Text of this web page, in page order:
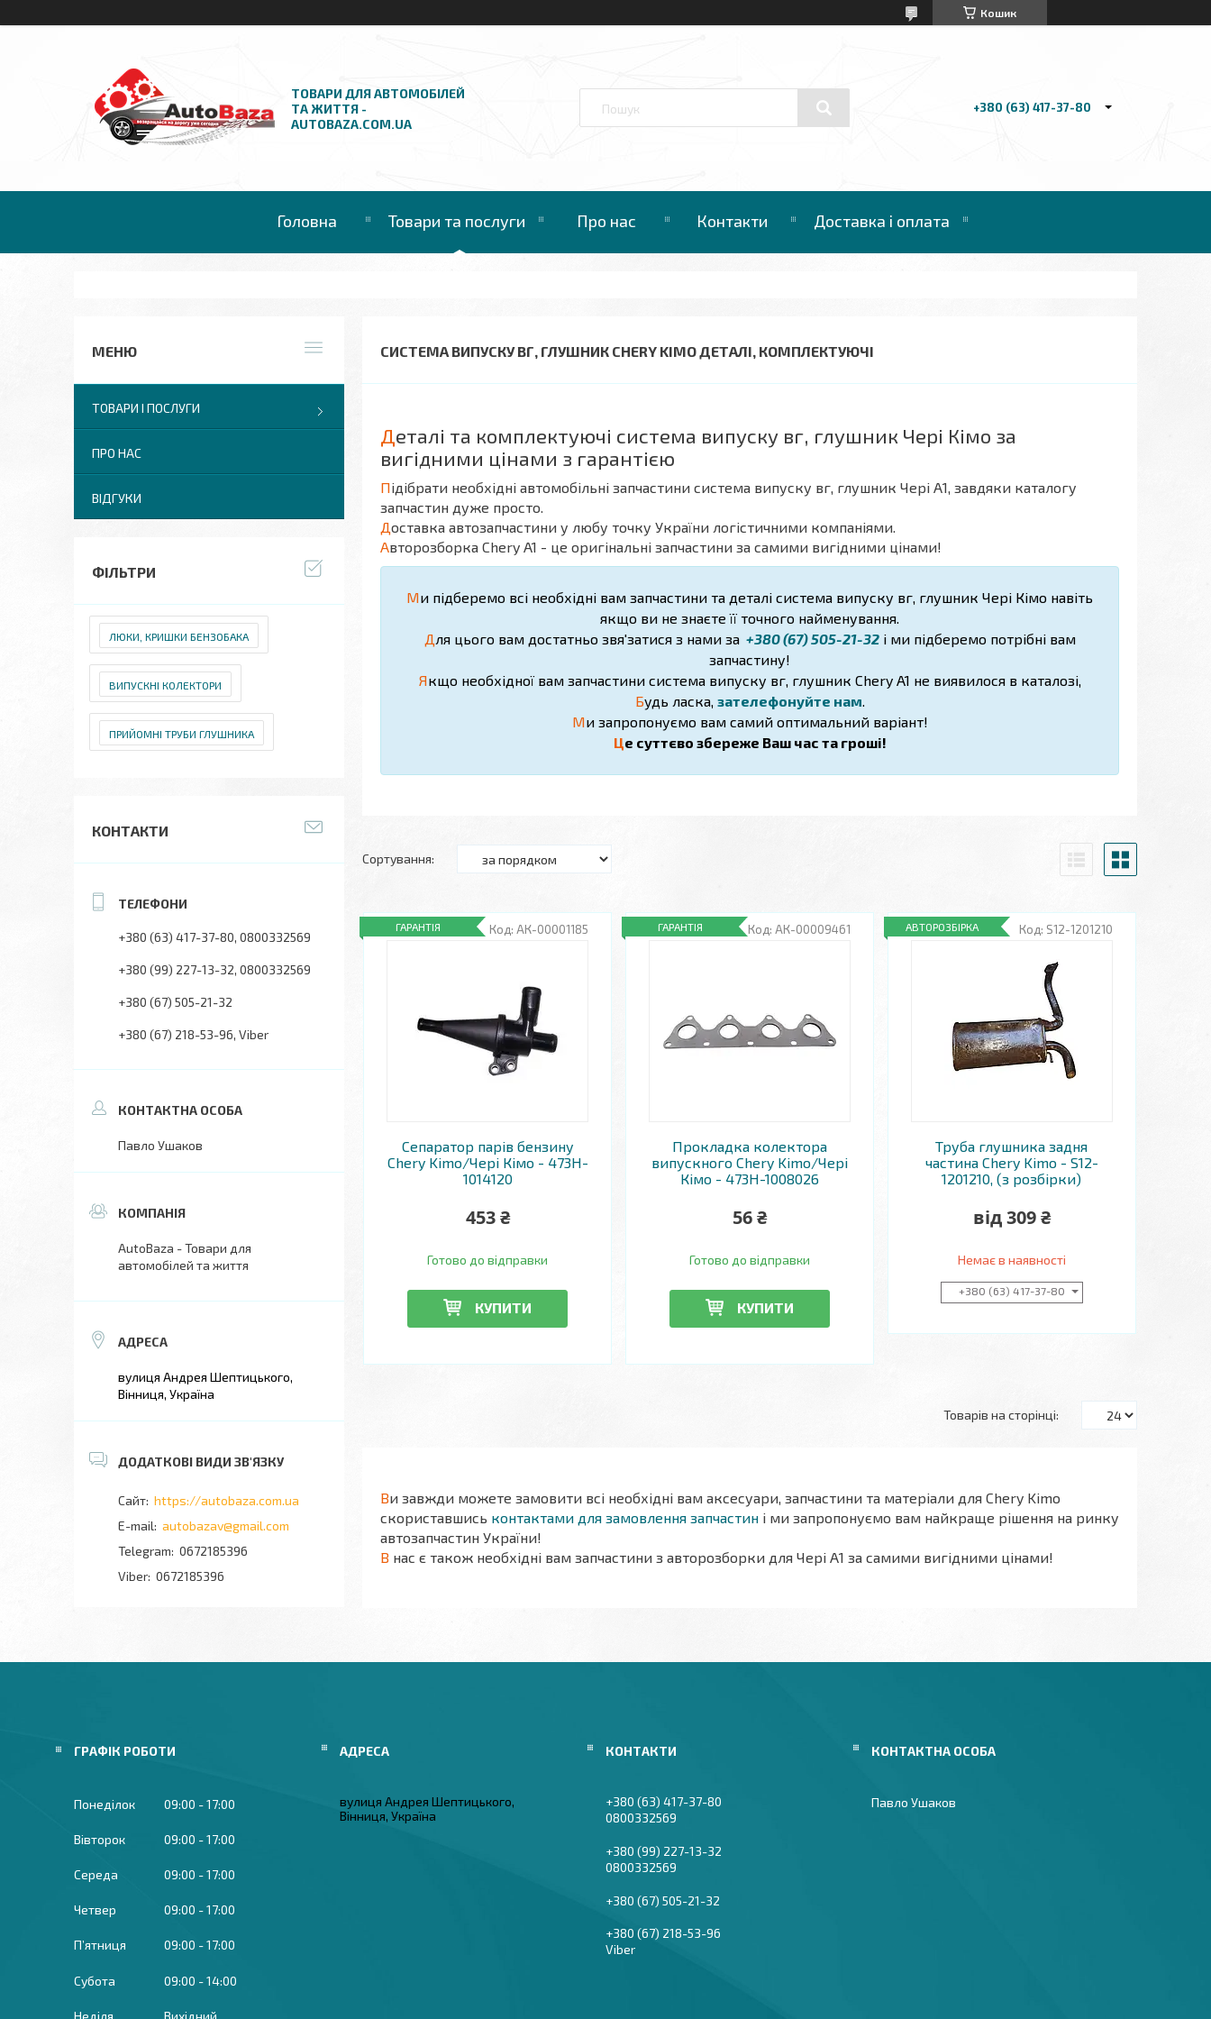
Кошик
ТОВАРИ ДЛЯ АВТОМОБІЛЕЙ
ТА ЖИТТЯ -
AUTOBAZA.COM.UA
+380 (63) 417-37-80
Головна Товари та послуги Про нас Контакти Доставка і оплата
СИСТЕМА ВИПУСКУ ВГ, ГЛУШНИК CHERY KIMO ДЕТАЛІ, КОМПЛЕКТУЮЧІ
Деталі та комплектуючі система випуску вг, глушник Чері Кімо за
вигідними цінами з гарантією
Підібрати необхідні автомобільні запчастини система випуску вг, глушник Чері А1, завдяки каталогу
запчастин дуже просто.
Доставка автозапчастини у любу точку України логістичними компаніями.
Авторозборка Chery A1 - це оригінальні запчастини за самими вигідними цінами!
Ми підберемо всі необхідні вам запчастини та деталі система випуску вг, глушник Чері Кімо навіть
якщо ви не знаєте її точного найменування.
Для цього вам достатньо звя'затися з нами за +380 (67) 505-21-32і ми підберемо потрібні вам
запчастину!
Якщо необхідної вам запчастини система випуску вг, глушник Chery A1 не виявилося в каталозі,
Будь ласка, зателефонуйте нам.
Ми запропонуємо вам самий оптимальний варіант!
Це суттєво збереже Ваш час та гроші!
АК-00001185
ГАРАНТІЯ
Сепаратор парів бензину
Chery Kimo/Чері Кімо - 473H-
1014120
453 ₴
Готово до відправки
КУПИТИ
АК-00009461
ГАРАНТІЯ
Прокладка колектора
випускного Chery Kimo/Чері
Кімо - 473H-1008026
56 ₴
Готово до відправки
КУПИТИ
S12-1201210
АВТОРОЗБІРКА
Труба глушника задня
частина Chery Kimo - S12-
1201210, (з розбірки)
від 309 ₴
Немає в наявності
+380 (63) 417-37-80
Ви завжди можете замовити всі необхідні вам аксесуари, запчастини та матеріали для Chery Kimo
скориставшись контактами для замовлення запчастин і ми запропонуємо вам найкраще рішення на ринку
автозапчастин України!
В нас є також необхідні вам запчастини з авторозборки для Чері А1 за самими вигідними цінами!
ТОВАРИ І ПОСЛУГИ
ПРО НАС
ВІДГУКИ
ФІЛЬТРИ
ЛЮКИ, КРИШКИ БЕНЗОБАКА
ВИПУСКНІ КОЛЕКТОРИ
ПРИЙОМНІ ТРУБИ ГЛУШНИКА
КОНТАКТИ
+380 (63) 417-37-80 0800332569
+380 (99) 227-13-32 0800332569
+380 (67) 505-21-32
+380 (67) 218-53-96 Viber
Павло Ушаков
AutoBaza - Товари для
автомобілей та життя
вулиця Андрея Шептицького,
Вінниця, Україна
https://autobaza.com.ua
autobazav@gmail.com
0672185396
0672185396
ГРАФІК РОБОТИ
Понеділок 09:00 17:00
Вівторок 09:00 17:00
Середа 09:00 17:00
Четвер 09:00 17:00
Пʼятниця 09:00 17:00
Субота 09:00 14:00
Неділя Вихідний
вулиця Андрея Шептицького,
Вінниця, Україна
+380 (63) 417-37-80
0800332569
+380 (99) 227-13-32
0800332569
+380 (67) 505-21-32
+380 (67) 218-53-96
Viber
Павло Ушаков